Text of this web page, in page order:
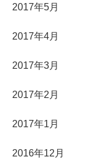
2017年5月
2017年4月
2017年3月
2017年2月
2017年1月
2016年12月